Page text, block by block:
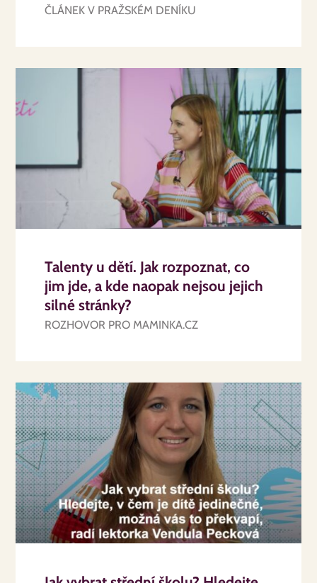
ČLÁNEK V PRAŽSKÉM DENÍKU
Talenty u dětí. Jak rozpoznat, co
jim jde, a kde naopak nejsou jejich
silné stránky?
ROZHOVOR PRO MAMINKA.CZ